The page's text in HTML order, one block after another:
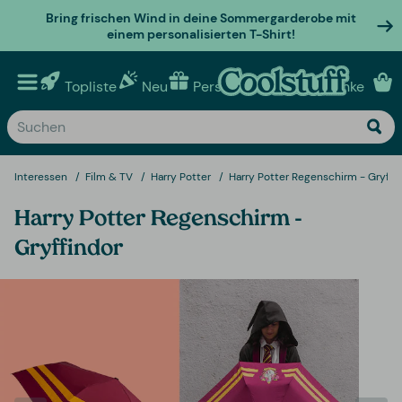
Bring frischen Wind in deine Sommergarderobe mit
einem personalisierten T-Shirt!
Topliste Neu Personalisierte geschenke
Interessen Film & TV Harry Potter Harry Potter Regenschirm -
Harry Potter Regenschirm -
Gryffindor